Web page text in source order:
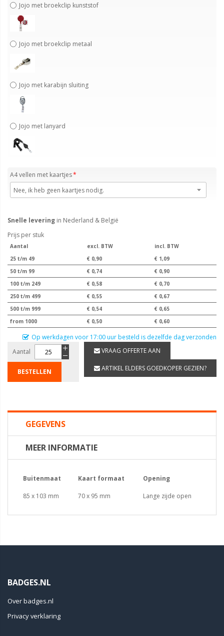
Jojo met broekclip kunststof
Jojo met broekclip metaal
Jojo met karabijn sluiting
Jojo met lanyard
A4 vellen met kaartjes
Snelle levering in Nederland & België
Prijs per stuk
Aantal excl. BTW
incl. BTW
25 t/m 49
€ 0,90
€ 1,09
50 t/m 99
€ 0,74
€ 0,90
100 t/m 249
€ 0,58
€ 0,70
250 t/m 499
€ 0,55
€ 0,67
500 t/m 999
€ 0,54
€ 0,65
from 1000
€ 0,50 € 0,60
Op werkdagen voor 17:00 uur besteld is dezelfde dag verzonden
Aantal
BESTELLEN
VRAAG OFFERTE AAN
ARTIKEL ELDERS GOEDKOPER GEZIEN?
GEGEVENS
MEER INFORMATIE
Buitenmaat Kaart formaat Opening
85 x 103 mm 70 x 95 mm Lange zijde open
BADGES.NL
Over badges.nl
Privacy verklaring